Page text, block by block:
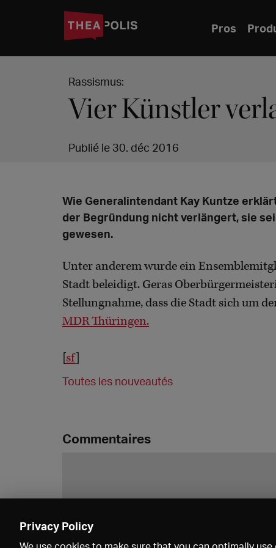
Pros
Rassismus:
Vier Künstler
Publié le 30. déc 2016
Wie Generalintendant Kay Kuntze
der Begründung nicht verlängert, sie
gewesen.
Unter anderem wurde ein
Stadt beleidigt. Geras
Stellungnahme, dass die Stadt sich um
MDR Thüringen.
sf
Toutes les nouveautés
Commentaires
Privacy Policy